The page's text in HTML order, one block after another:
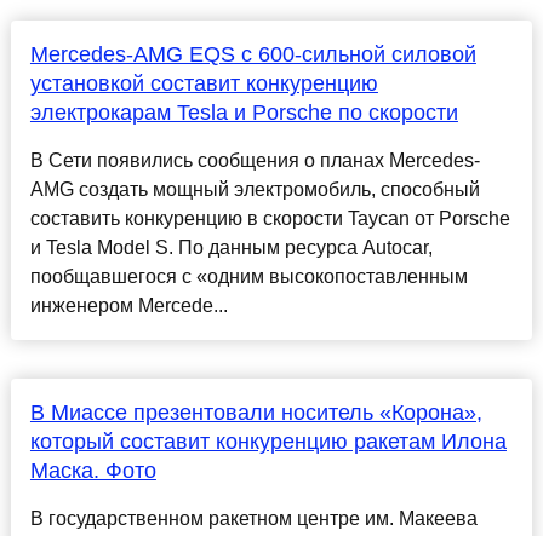
Mercedes-AMG EQS с 600-сильной силовой
установкой составит конкуренцию
электрокарам Tesla и Porsche по скорости
В Сети появились сообщения о планах Mercedes-
AMG создать мощный электромобиль, способный
составить конкуренцию в скорости Taycan от Porsche
и Tesla Model S. По данным ресурса Autocar,
пообщавшегося с «одним высокопоставленным
инженером Mercede...
В Миассе презентовали носитель «Корона»,
который составит конкуренцию ракетам Илона
Маска. Фото
В государственном ракетном центре им. Макеева